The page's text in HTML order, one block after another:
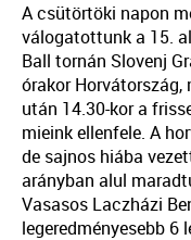
Acsütörtöki napon
válogatottunk a 15.
Ball tornán Slovenj
órakor Horvátország,
után 14.30-kor a
mieink ellenfele. A
de sajnos hiába
arányban alul
Vasasos Laczházi
legeredményesebb